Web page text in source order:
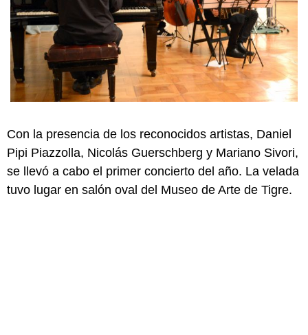
Con la presencia de los reconocidos artistas, Daniel
Pipi Piazzolla, Nicolás Guerschberg y Mariano Sivori,
se llevó a cabo el primer concierto del año. La velada
tuvo lugar en salón oval del Museo de Arte de Tigre.